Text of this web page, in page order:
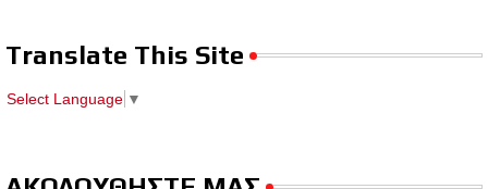
Translate This Site
Select Language ▼